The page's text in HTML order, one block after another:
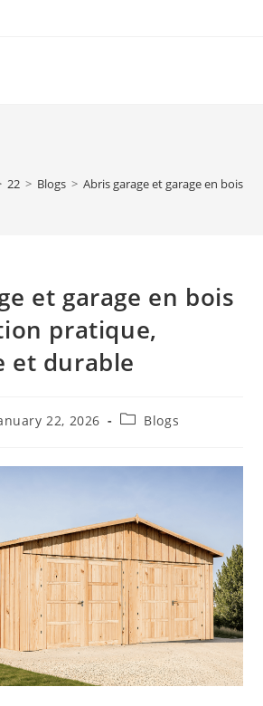
22 > Blogs > Abris garage et garage en bois :
et garage en bois
pratique,
et durable
22, 2026
PostBlogs